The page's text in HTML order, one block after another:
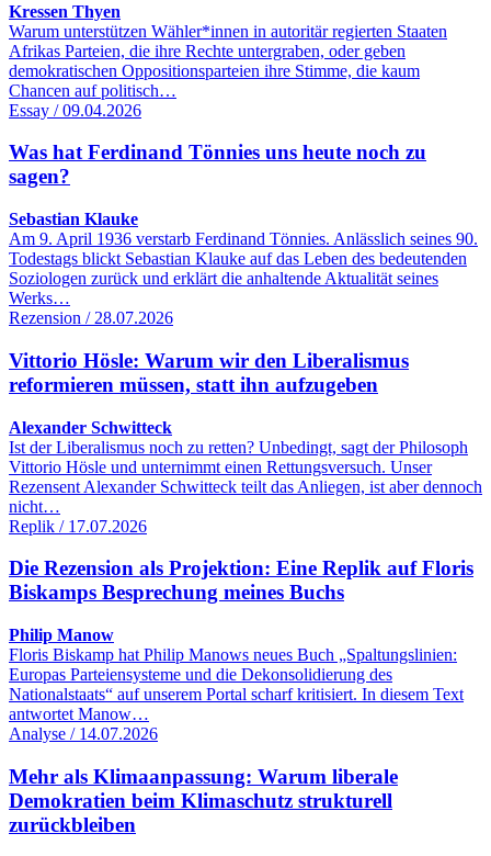
Kressen Thyen
Warum unterstützen Wähler*innen in autoritär regierten Staaten
Afrikas Parteien, die ihre Rechte untergraben, oder geben
demokratischen Oppositionsparteien ihre Stimme, die kaum
Chancen auf politisch…
Essay / 09.04.2026
Was hat Ferdinand Tönnies uns heute noch zu
sagen?
Sebastian Klauke
Am 9. April 1936 verstarb Ferdinand Tönnies. Anlässlich seines 90.
Todestags blickt Sebastian Klauke auf das Leben des bedeutenden
Soziologen zurück und erklärt die anhaltende Aktualität seines
Werks…
Rezension / 28.07.2026
Vittorio Hösle: Warum wir den Liberalismus
reformieren müssen, statt ihn aufzugeben
Alexander Schwitteck
Ist der Liberalismus noch zu retten? Unbedingt, sagt der Philosoph
Vittorio Hösle und unternimmt einen Rettungsversuch. Unser
Rezensent Alexander Schwitteck teilt das Anliegen, ist aber dennoch
nicht…
Replik / 17.07.2026
Die Rezension als Projektion: Eine Replik auf Floris
Biskamps Besprechung meines Buchs
Philip Manow
Floris Biskamp hat Philip Manows neues Buch „Spaltungslinien:
Europas Parteiensysteme und die Dekonsolidierung des
Nationalstaats“ auf unserem Portal scharf kritisiert. In diesem Text
antwortet Manow…
Analyse / 14.07.2026
Mehr als Klimaanpassung: Warum liberale
Demokratien beim Klimaschutz strukturell
zurückbleiben